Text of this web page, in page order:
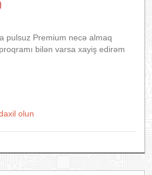
pulsuz Premium necə almaq
bilən varsa xayiş edirəm
olun